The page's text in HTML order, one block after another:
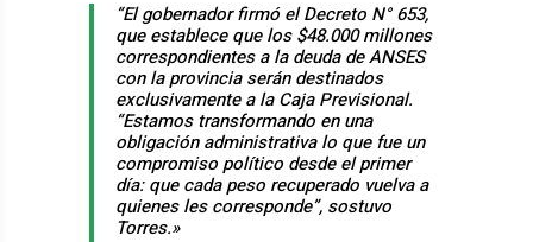
“El gobernador firmó el Decreto N° 653,
que establece que los $48.000 millones
correspondientes a la deuda de ANSES
con la provincia serán destinados
exclusivamente a la Caja Previsional.
“Estamos transformando en una
obligación administrativa lo que fue un
compromiso político desde el primer
día: que cada peso recuperado vuelva a
quienes les corresponde”, sostuvo
Torres.»